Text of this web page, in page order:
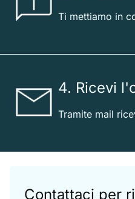
Ti mettiamo in
4. Ricevi
Tramite mail
Contattaci per